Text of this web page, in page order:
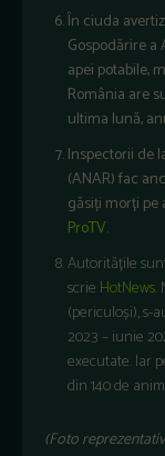
În ciuda
Gospodărire a
apei potabile,
România are
ultima lună,
Inspectorii de
(ANAR) fac
găsiți morți pe
ProTV.
Autoritățile
scrie HotNews.
(periculoși), s-
2023 – iunie
executate. Iar
din 140 de
(Foto